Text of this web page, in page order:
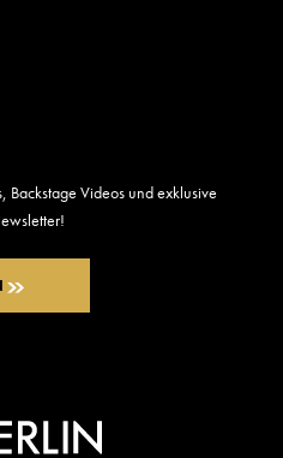
Backstage Videos und exklusive